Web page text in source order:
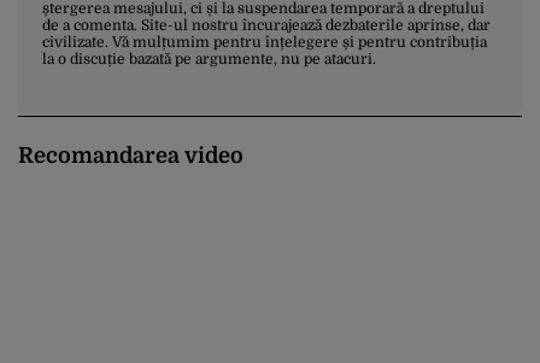
ștergerea mesajului, ci și la suspendarea temporară a dreptului
de a comenta. Site-ul nostru încurajează dezbaterile aprinse, dar
civilizate. Vă mulțumim pentru înțelegere și pentru contribuția
la o discuție bazată pe argumente, nu pe atacuri.
Recomandarea video